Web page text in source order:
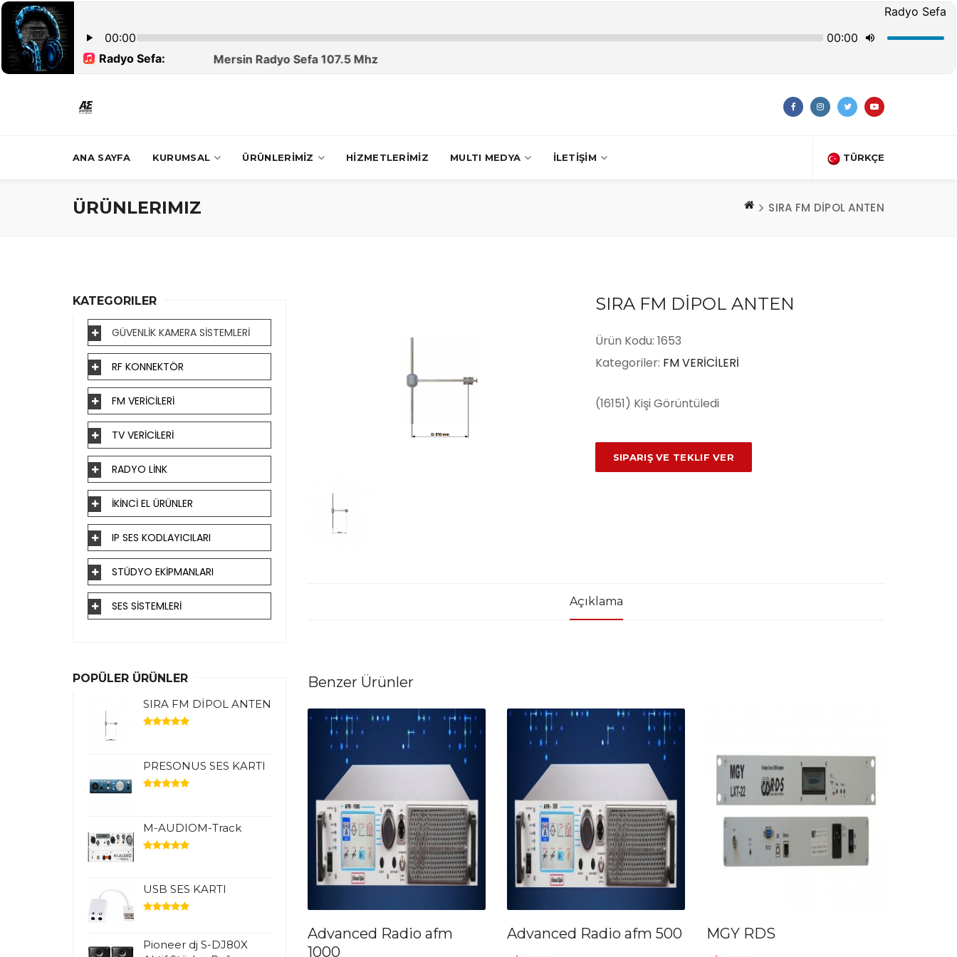
TÜRKÇE
ANA SAYFA KURUMSAL ÜRÜNLERİMİZ HİZMETLERİMİZ MULTI MEDYA İLETİŞİM
ÜRÜNLERIMIZ SIRA FM DİPOL ANTEN
SIRA FM DİPOL ANTEN
Ürün Kodu: 1653
Kategoriler: FM VERİCİLERİ
(16151) Kişi Görüntüledi
SIPARIŞ VE TEKLIF VER
Açıklama
Benzer Ürünler
Advanced Radio afm
1000
Advanced Radio afm 500 MGY RDS
KATEGORILER
GÜVENLİK KAMERA SİSTEMLERİ
RF KONNEKTÖR
FM VERİCİLERİ
TV VERİCİLERİ
RADYO LİNK
İKİNCİ EL ÜRÜNLER
IP SES KODLAYICILARI
STÜDYO EKİPMANLARI
SES SİSTEMLERİ
POPÜLER ÜRÜNLER
SIRA FM DİPOL ANTEN
PRESONUS SES KARTI
M-AUDIOM-Track
USB SES KARTI
Pioneer dj S-DJ80X